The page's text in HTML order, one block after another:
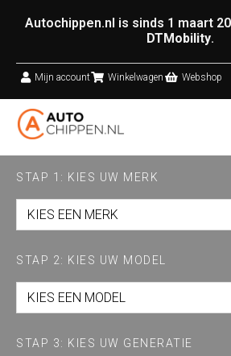
Autochippen.nl is sinds 1 maart
DTMobility.
Mijn account Winkelwagen Webshop
STAP 1: KIES UW MERK
KIES EEN MERK
STAP 2: KIES UW MODEL
KIES EEN MODEL
STAP 3: KIES UW GENERATIE